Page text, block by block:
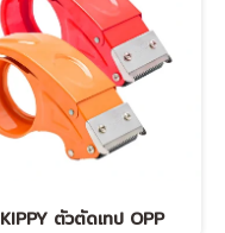
KIPPY ตัวตัดเทป OPP